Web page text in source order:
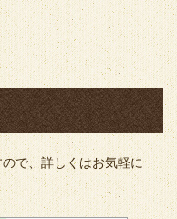
で、詳しくはお気軽に